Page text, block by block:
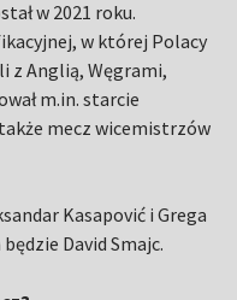
w 2021 roku.
w której Polacy
z Anglią, Węgrami,
m.in. starcie
mecz wicemistrzów
Kasapović i Grega
David Smajc.